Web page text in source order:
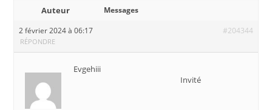
Auteur
Messages
2 février 2024 à 06:17
#204344
RÉPONDRE
Evgehiii
Invité